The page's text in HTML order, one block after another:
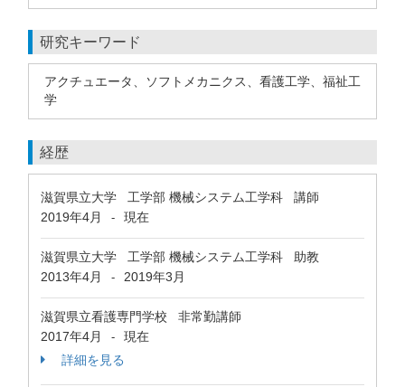
研究キーワード
アクチュエータ、ソフトメカニクス、看護工学、福祉工
学
経歴
滋賀県立大学 工学部 機械システム工学科 講師
2019年4月
- 現在
滋賀県立大学 工学部 機械システム工学科 助教
2013年4月
- 2019年3月
滋賀県立看護専門学校 非常勤講師
2017年4月
-
現在
詳細を見る